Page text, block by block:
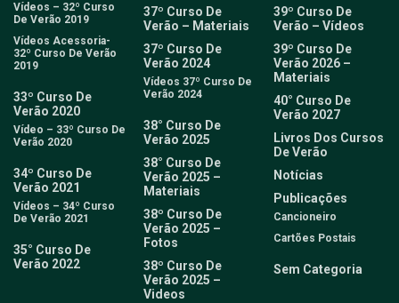
Vídeos – 32º Curso
De Verão 2019
Vídeos Acessoria-
32º Curso De Verão
2019
33º Curso De
Verão 2020
Vídeo – 33º Curso De
Verão 2020
34º Curso De
Verão 2021
Vídeos – 34º Curso
De Verão 2021
35° Curso De
Verão 2022
37º Curso De
Verão – Materiais
37º Curso De
Verão 2024
Vídeos 37º Curso De
Verão 2024
38° Curso De
Verão 2025
38° Curso De
Verão 2025 –
Materiais
38º Curso De
Verão 2025 –
Fotos
38º Curso De
Verão 2025 –
Videos
39º Curso De
Verão – Vídeos
39º Curso De
Verão 2026 –
Materiais
40° Curso De
Verão 2027
Livros Dos Cursos
De Verão
Notícias
Publicações
Cancioneiro
Cartões Postais
Sem Categoria